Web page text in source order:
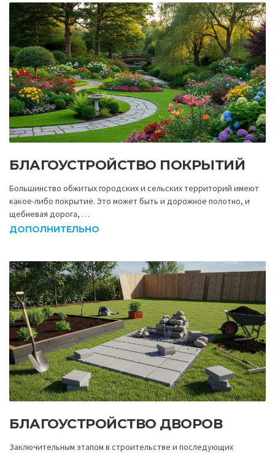
БЛАГОУСТРОЙСТВО ПОКРЫТИЙ
Большинство обжитых городских и сельских территорий имеют
какое-либо покрытие. Это может быть и дорожное полотно, и
щебневая дорога, …
ДОПОЛНИТЕЛЬНО
БЛАГОУСТРОЙСТВО ДВОРОВ
Заключительным этапом в строительстве и последующих